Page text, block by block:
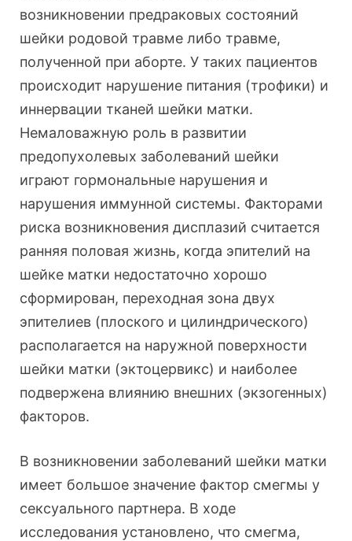
возникновении предраковых состояний
шейки родовой травме либо травме,
полученной при аборте. У таких пациентов
происходит нарушение питания (трофики) и
иннервации тканей шейки матки.
Немаловажную роль в развитии
предопухолевых заболеваний шейки
играют гормональные нарушения и
нарушения иммунной системы. Факторами
риска возникновения дисплазий считается
ранняя половая жизнь, когда эпителий на
шейке матки недостаточно хорошо
сформирован, переходная зона двух
эпителиев (плоского и цилиндрического)
располагается на наружной поверхности
шейки матки (эктоцервикс) и наиболее
подвержена влиянию внешних (экзогенных)
факторов.
В возникновении заболеваний шейки матки
имеет большое значение фактор смегмы у
сексуального партнера. В ходе
исследования установлено, что смегма,